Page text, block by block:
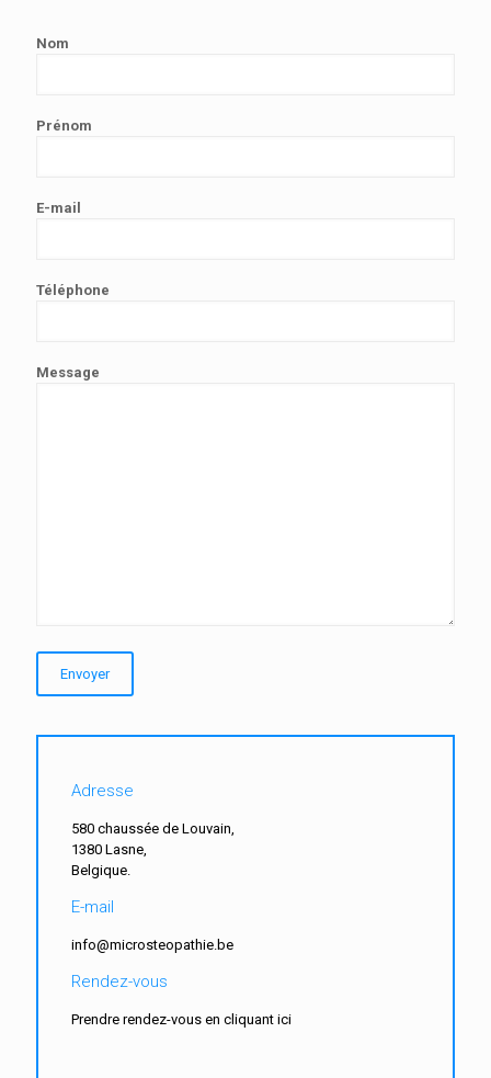
Nom
Prénom
E-mail
Téléphone
Message
Adresse
580 chaussée de Louvain,
1380 Lasne,
Belgique.
E-mail
info@microsteopathie.be
Rendez-vous
Prendre rendez-vous en cliquant ici